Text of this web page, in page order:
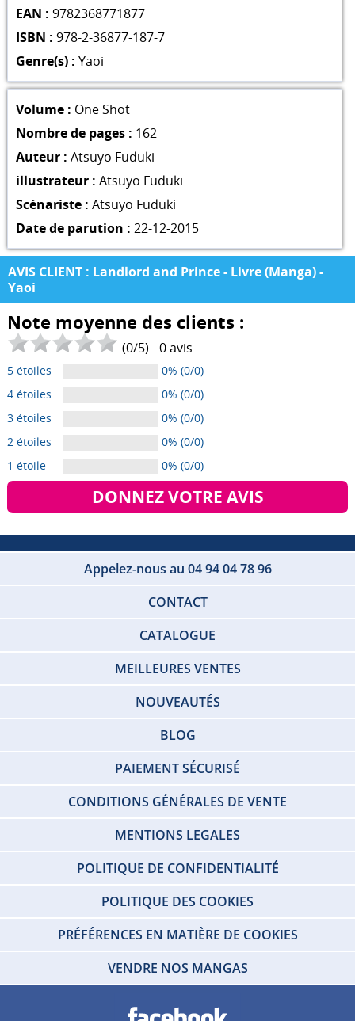
EAN : 9782368771877
ISBN : 978-2-36877-187-7
Genre(s) : Yaoi
Volume : One Shot
Nombre de pages : 162
Auteur : Atsuyo Fuduki
illustrateur : Atsuyo Fuduki
Scénariste : Atsuyo Fuduki
Date de parution : 22-12-2015
AVIS CLIENT : Landlord and Prince - Livre (Manga) -
Yaoi
Note moyenne des clients :
(0/5) -0avis
5 étoiles
0% (0/0)
4 étoiles
0% (0/0)
3 étoiles
0% (0/0)
2 étoiles
0% (0/0)
1 étoile
0% (0/0)
DONNEZ VOTRE AVIS
Appelez-nous au 04 94 04 78 96
CONTACT
CATALOGUE
MEILLEURES VENTES
NOUVEAUTÉS
BLOG
PAIEMENT SÉCURISÉ
CONDITIONS GÉNÉRALES DE VENTE
MENTIONS LEGALES
POLITIQUE DE CONFIDENTIALITÉ
POLITIQUE DES COOKIES
PRÉFÉRENCES EN MATIÈRE DE COOKIES
VENDRE NOS MANGAS